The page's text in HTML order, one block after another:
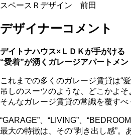
スペースＲデザイン 前田
デザイナーコメント
デイトナハウス×ＬＤＫが手がける
“愛着”が湧くガレージアパートメン
これまでの多くのガレージ賃貸は“
吊しのスーツのような、どこかよそ
そんなガレージ賃貸の常識を覆す
“GARAGE”、“LIVING”、
最大の特徴は、その“剥き出し感”